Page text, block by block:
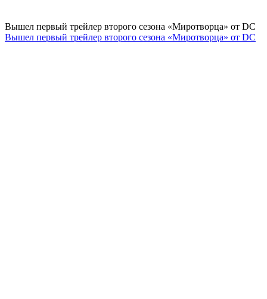
Вышел первый трейлер второго сезона «Миротворца» от DC
Вышел первый трейлер второго сезона «Миротворца» от DC